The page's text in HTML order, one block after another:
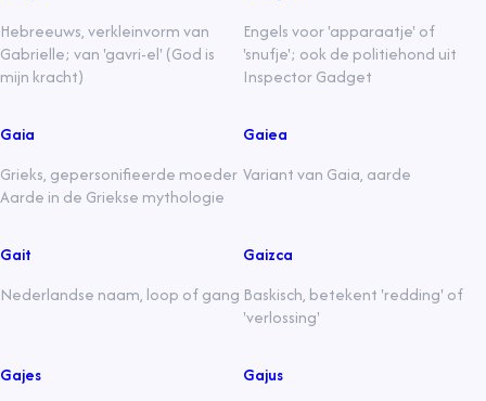
Hebreeuws, verkleinvorm van
Gabrielle; van 'gavri-el' (God is
mijn kracht)
Engels voor 'apparaatje' of
'snufje'; ook de politiehond uit
Inspector Gadget
Gaia
Grieks, gepersonifieerde moeder
Aarde in de Griekse mythologie
Gaiea
Variant van Gaia, aarde
Gait
Nederlandse naam, loop of gang
Gaizca
Baskisch, betekent 'redding' of
'verlossing'
Gajes
Gajus